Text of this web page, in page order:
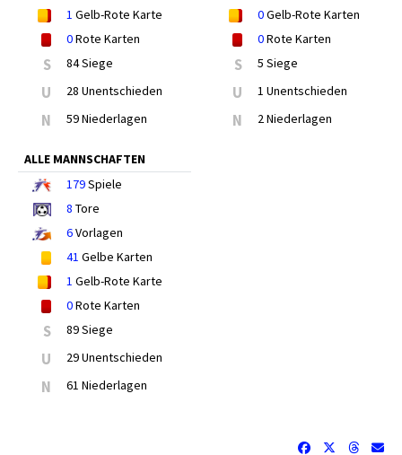
1 Gelb-Rote Karte
0Rote Karten
S 84 Siege
U 28 Unentschieden
N 59 Niederlagen
0Gelb-Rote Karten
0Rote Karten
S 5 Siege
U 1 Unentschieden
N 2 Niederlagen
ALLE MANNSCHAFTEN
179Spiele
8 Tore
6Vorlagen
41 Gelbe Karten
1 Gelb-Rote Karte
0Rote Karten
S 89 Siege
U 29 Unentschieden
N 61 Niederlagen